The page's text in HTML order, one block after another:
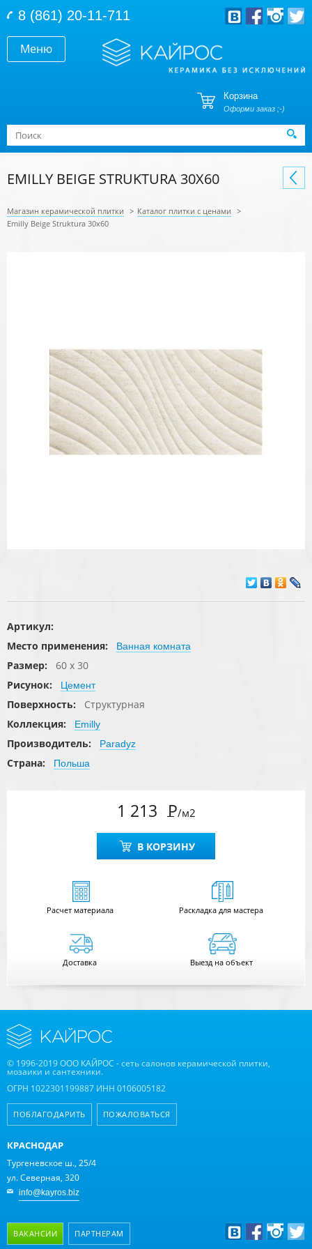
Меню
8 (861) 20-11-711
Корзина
Оформи заказ ;-)
Форма поиска
Поиск
EMILLY BEIGE STRUKTURA 30X60
Магазин керамической плитки > Каталог плитки с ценами >
Emilly Beige Struktura 30x60
Артикул:
Место применения:
Ванная комната
Размер:
60 x 30
Рисунок:
Цемент
Поверхность:
Структурная
Коллекция:
Emilly
Производитель: Paradyz
Страна: Польша
1 213 Р/м2
В КОРЗИНУ
Расчетматериала Раскладка для мастера
Доставка Выезд на объект
© 1996-2019 ООО КАЙРОС - сеть салонов керамической плитки,
мозаики и сантехники.
ОГРН 1022301199887 ИНН 0106005182
ПОБЛАГОДАРИТЬ ПОЖАЛОВАТЬСЯ
КРАСНОДАР
Тургеневское ш., 25/4
ул. Северная, 320
info@kayros.biz
ВАКАНСИИ ПАРТНЕРАМ